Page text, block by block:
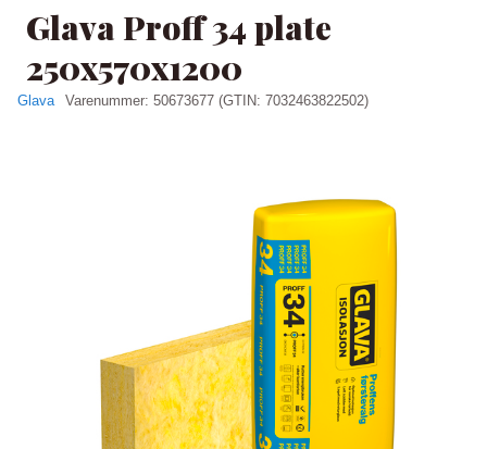
Glava Proff 34 plate
250x570x1200
Glava Varenummer: 50673677 (GTIN: 7032463822502)